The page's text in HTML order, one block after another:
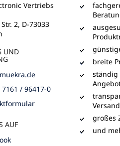
Vertriebs
2, D-73033
UND
muekra.de
7161 / 96417-0
AUF
breite
ständig
großes
und